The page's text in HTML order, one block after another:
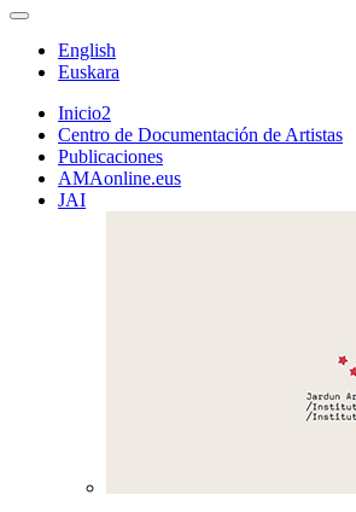
English
Euskara
Inicio2
Centro de Documentación de Artistas
Publicaciones
AMAonline.eus
JAI